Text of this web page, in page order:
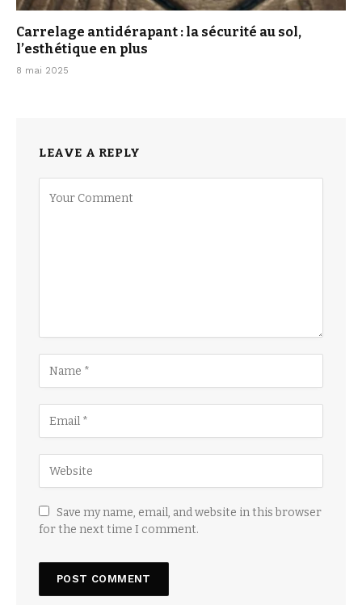
Carrelage antidérapant : la sécurité au sol,
l’esthétique en plus
8 mai 2025
LEAVE A REPLY
Save my name, email, and website in this browser
for the next time I comment.